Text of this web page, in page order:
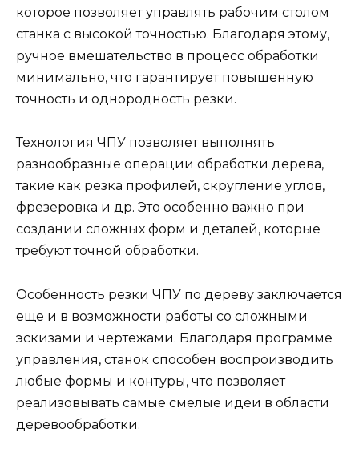
которое позволяет управлять рабочим столом
станка с высокой точностью. Благодаря этому,
ручное вмешательство в процесс обработки
минимально, что гарантирует повышенную
точность и однородность резки.
Технология ЧПУ позволяет выполнять
разнообразные операции обработки дерева,
такие как резка профилей, скругление углов,
фрезеровка и др. Это особенно важно при
создании сложных форм и деталей, которые
требуют точной обработки.
Особенность резки ЧПУ по дереву заключается
еще и в возможности работы со сложными
эскизами и чертежами. Благодаря программе
управления, станок способен воспроизводить
любые формы и контуры, что позволяет
реализовывать самые смелые идеи в области
деревообработки.